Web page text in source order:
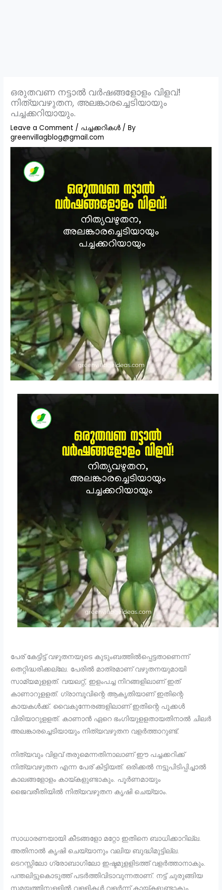
ഒരുതവണ നട്ടാൽ വർഷങ്ങളോളം വിളവ്!
നിത്യവഴുതന, അലങ്കാരച്ചെടിയായും
പച്ചക്കറിയായും.
Leave a Comment / പച്ചക്കറികൾ / By
greenvillagblog@gmail.com
പേര് കേട്ടിട്ട് വഴുതനയുടെ കുടുംബത്തില്‍പ്പെട്ടതാണെന്ന്
തെറ്റിദ്ധരിക്കല്ലേ. പേരില്‍ മാത്രമാണ് വഴുതനയുമായി
സാമ്യമുളളത്. വയലറ്റ്, ഇളംപച്ച നിറങ്ങളിലാണ് ഇത്
കാണാറുളളത്. ഗ്രാമ്പൂവിന്റെ ആകൃതിയാണ് ഇതിന്റെ
കായകള്‍ക്ക്. വൈകുന്നേരങ്ങളിലാണ് ഇതിന്റെ പൂക്കള്‍
വിരിയാറുളളത്. കാണാന്‍ ഏറെ ഭംഗിയുളളതായതിനാല്‍ ചിലര്‍
അലങ്കാരച്ചെടിയായും നിത്യവഴുതന വളര്‍ത്താറുണ്ട്.
നിത്യവും വിളവ് തരുമെന്നതിനാലാണ് ഈ പച്ചക്കറിക്ക്
നിത്യവഴുതന എന്ന പേര് കിട്ടിയത്. ഒരിക്കല്‍ നട്ടുപിടിപ്പിച്ചാല്‍
കാലങ്ങളോളം കായ്കളുണ്ടാകും. പൂര്‍ണമായും
ജൈവരീതിയില്‍ നിത്യവഴുതന കൃഷി ചെയ്യാം.
സാധാരണയായി കീടങ്ങളോ മറ്റോ ഇതിനെ ബാധിക്കാറില്ല.
അതിനാല്‍ കൃഷി ചെയ്യാനും വലിയ ബുദ്ധിമുട്ടില്ല.
ടെറസ്സിലോ ഗ്രോബാഗിലോ ഇഷ്ടമുളളിടത്ത് വളര്‍ത്താനാകും.
പന്തലിട്ടുകൊടുത്ത് പടര്‍ത്തിവിടാവുന്നതാണ്. നട്ട് ചുരുങ്ങിയ
സമയത്തിനുളളില്‍ വളളികള്‍ വളര്‍ന്ന് കായ്കളുണ്ടാകും.